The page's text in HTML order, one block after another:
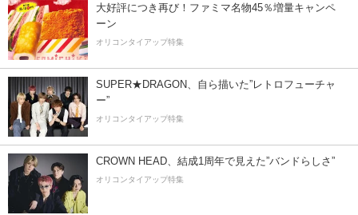
大好評につき再び！ファミマ名物45％増量キャンペ
ーン
オリコンタイアップ特集
SUPER★DRAGON、自ら描いた”レトロフューチャ
ー”
オリコンタイアップ特集
CROWN HEAD、結成1周年で見えた”バンドらしさ”
オリコンタイアップ特集